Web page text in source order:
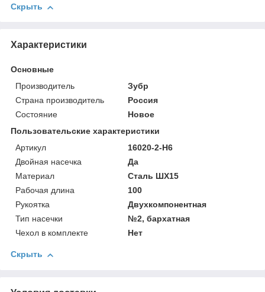
Скрыть
Характеристики
Основные
Производитель
Зубр
Страна производитель
Россия
Состояние
Новое
Пользовательские характеристики
Артикул
16020-2-H6
Двойная насечка
Да
Материал
Сталь ШХ15
Рабочая длина
100
Рукоятка
Двухкомпонентная
Тип насечки
№2, бархатная
Чехол в комплекте
Нет
Скрыть